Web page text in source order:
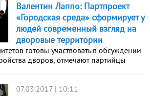
Валентин Лаппо: Партпроект
«Городская среда» сформирует у
людей современный взгляд на
дворовые территории
готовы участвовать в обсуждении
дворов, отмечают партийцы
07.03.2017 | 10:11